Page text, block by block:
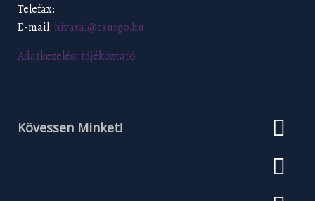
Telefax:
E-mail: hivatal@csurgo.hu
Adatkezelési tájékoztató
Kövessen Minket!